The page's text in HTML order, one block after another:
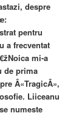
despre
pentru
a frecventat
mi-a
de prima
Â«TragicÂ»,
Liiceanu
numeste